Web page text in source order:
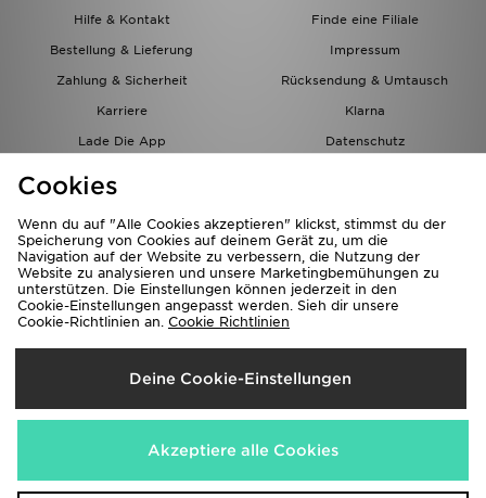
Hilfe & Kontakt
Finde eine Filiale
Bestellung & Lieferung
Impressum
Zahlung & Sicherheit
Rücksendung & Umtausch
Karriere
Klarna
Lade Die App
Datenschutz
Lieferung Nach
Österreich
Wir akzeptieren folgende Zahlungsmethoden
Cookies
Wenn du auf "Alle Cookies akzeptieren" klickst, stimmst du der
Speicherung von Cookies auf deinem Gerät zu, um die
Navigation auf der Website zu verbessern, die Nutzung der
Website zu analysieren und unsere Marketingbemühungen zu
unterstützen. Die Einstellungen können jederzeit in den
Cookie-Einstellungen angepasst werden. Sieh dir unsere
Cookie-Richtlinien an. Cookie Richtlinien
Deine Cookie-Einstellungen
Akzeptiere alle Cookies